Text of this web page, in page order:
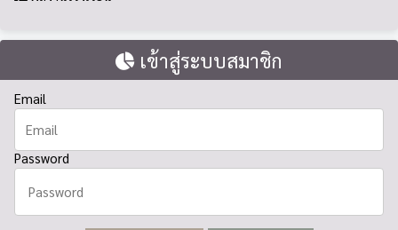
เข้าสู่ระบบสมาชิก
Email
Password